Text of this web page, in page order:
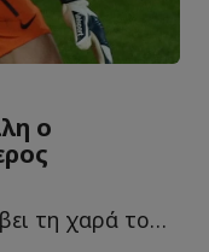
ο
Ο διεθνής γκολκίπερ δεν κρύβει τη χαρά του για την παραμονή τ...